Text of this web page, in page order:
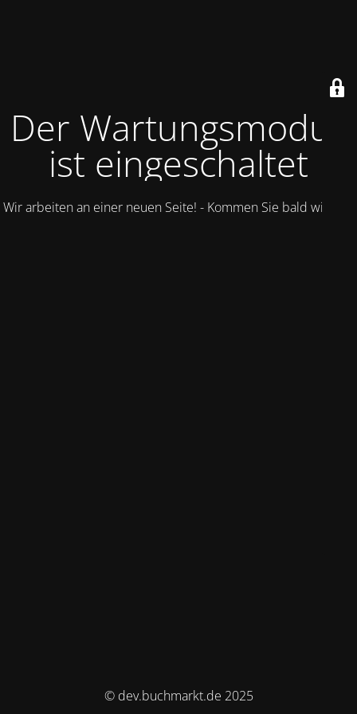
Der Wartungsmodus
ist eingeschaltet
Wir arbeiten an einer neuen Seite! - Kommen Sie bald wieder.
© dev.buchmarkt.de 2025